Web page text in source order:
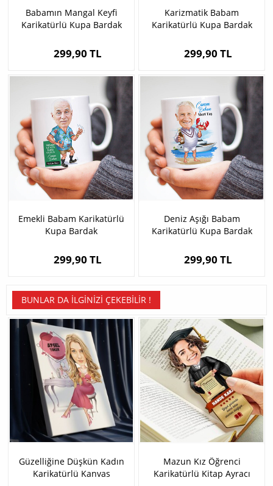
Babamın Mangal Keyfi
Karikatürlü Kupa Bardak
299,90 TL
Karizmatik Babam
Karikatürlü Kupa Bardak
299,90 TL
Emekli Babam Karikatürlü
Kupa Bardak
299,90 TL
Deniz Aşığı Babam
Karikatürlü Kupa Bardak
299,90 TL
BUNLAR DA İLGINIZI ÇEKEBILIR !
Güzelliğine Düşkün Kadın
Karikatürlü Kanvas
Mazun Kız Öğrenci
Karikatürlü Kitap Ayracı